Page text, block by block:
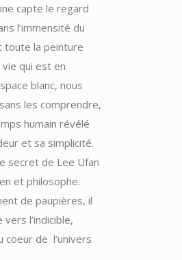
capte le regard
l’immensité du
toute la peinture
qui est en
blanc, nous
les comprendre,
humain révélé
et sa simplicité.
secret de Lee Ufan
et philosophe.
de paupières, il
l’indicible,
coeur de l’univers